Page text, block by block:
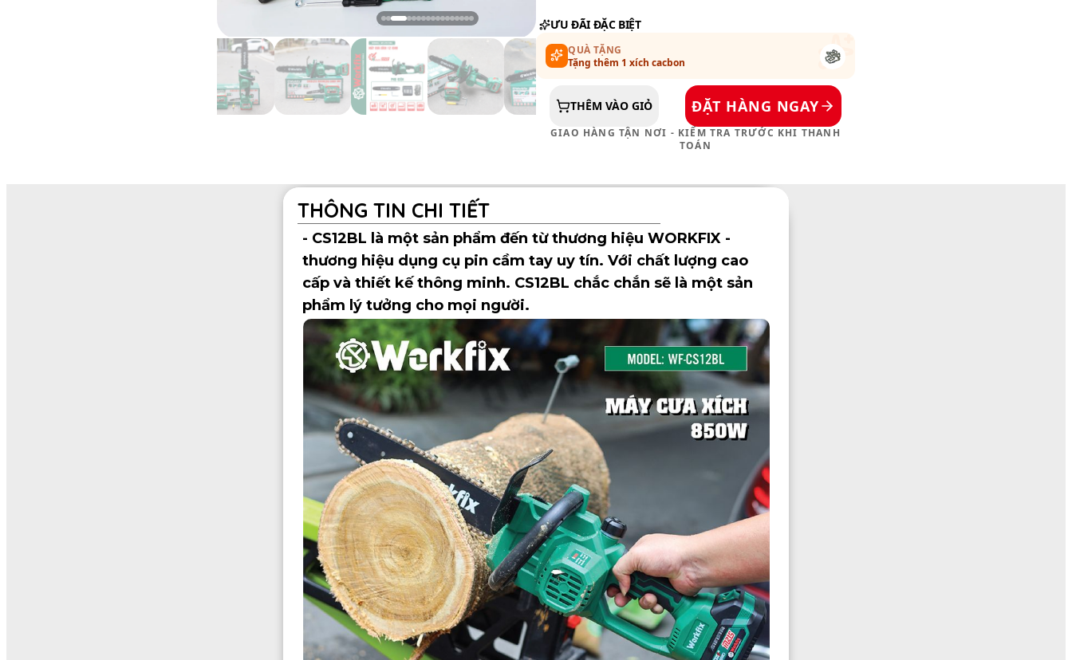
ƯU ĐÃI ĐẶC BIỆT
QUÀ TẶNG
Tặng thêm 1 xích cacbon
THÊM VÀO GIỎ ĐẶT HÀNG NGAY
GIAO HÀNG TẬN NƠI - KIỂM TRA TRƯỚC KHI THANH
TOÁN
THÔNG TIN CHI TIẾT
- CS12BL là một sản phẩm đến từ thương hiệu WORKFIX -
thương hiệu dụng cụ pin cầm tay uy tín. Với chất lượng cao
cấp và thiết kế thông minh. CS12BL chắc chắn sẽ là một sản
phẩm lý tưởng cho mọi người.